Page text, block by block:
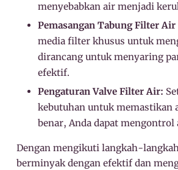
menyebabkan air menjadi
Pemasangan Tabung Filter Air
media filter khusus untuk
dirancang untuk menyaring
efektif.
Pengaturan Valve Filter Air:
kebutuhan untuk memastikan
benar, Anda dapat
Dengan mengikuti langkah-
berminyak dengan efektif dan